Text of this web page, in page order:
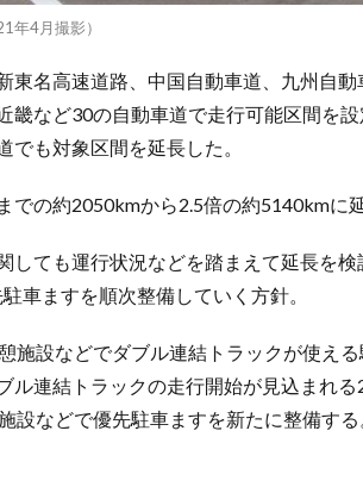
年4月撮影）
東名高速道路、中国自動車道、九州自
畿など30の自動車道で走行可能区間を
も対象区間を延長した。
の約2050kmから2.5倍の約5140kmに延
しても運行状況などを踏まえて延長を検
車ますを順次整備していく方針。
施設などでダブル連結トラックが使え
ル連結トラックの走行開始が見込まれ
設などで優先駐車ますを新たに整備する